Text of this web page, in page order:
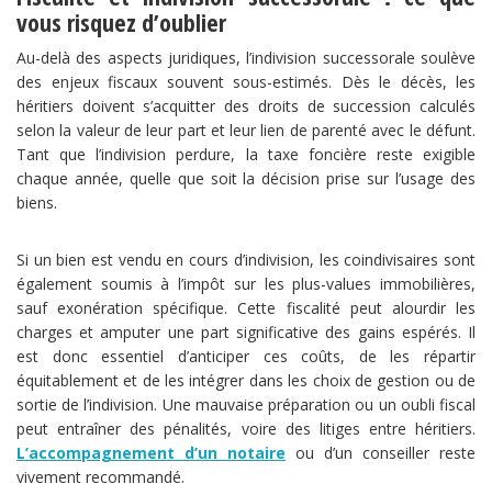
vous risquez d’oublier
Au-delà des aspects juridiques, l’indivision successorale soulève
des enjeux fiscaux souvent sous-estimés. Dès le décès, les
héritiers doivent s’acquitter des droits de succession calculés
selon la valeur de leur part et leur lien de parenté avec le défunt.
Tant que l’indivision perdure, la taxe foncière reste exigible
chaque année, quelle que soit la décision prise sur l’usage des
biens.
Si un bien est vendu en cours d’indivision, les coindivisaires sont
également soumis à l’impôt sur les plus-values immobilières,
sauf exonération spécifique. Cette fiscalité peut alourdir les
charges et amputer une part significative des gains espérés. Il
est donc essentiel d’anticiper ces coûts, de les répartir
équitablement et de les intégrer dans les choix de gestion ou de
sortie de l’indivision. Une mauvaise préparation ou un oubli fiscal
peut entraîner des pénalités, voire des litiges entre héritiers.
L’accompagnement d’un notaire ou d’un conseiller reste
vivement recommandé.